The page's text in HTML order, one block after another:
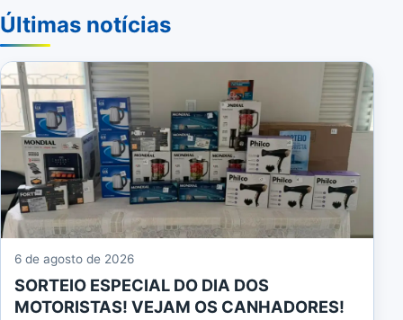
Últimas notícias
6 de agosto de 2026
SORTEIO ESPECIAL DO DIA DOS
MOTORISTAS! VEJAM OS CANHADORES!